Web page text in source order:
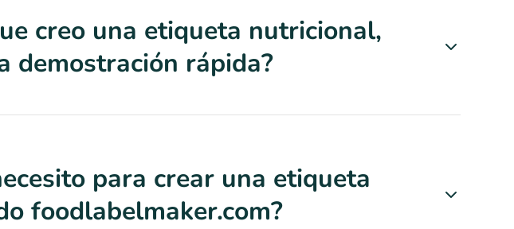
creo una etiqueta nutricional,
demostración rápida?
para crear una etiqueta
foodlabelmaker.com?